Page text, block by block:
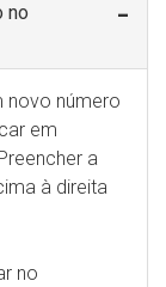
no
novo número
em
a
à direita
no